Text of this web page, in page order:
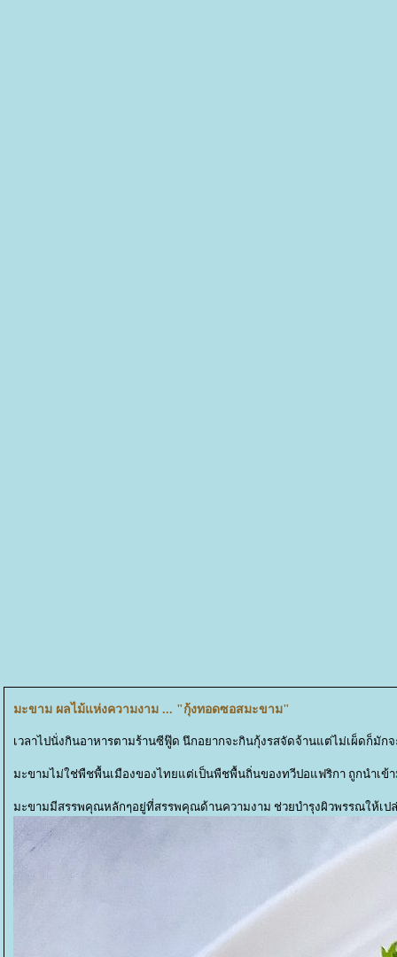
มะขาม ผลไม้แห่งความงาม ... "กุ้งทอดซอสมะขาม"
เวลาไปนั่งกินอาหารตามร้านซีฟู๊ด นึกอยากจะกินกุ้งรสจัดจ้านแต่ไม่เผ็ดก็มั
มะขามไม่ใช่พืชพื้นเมืองของไทยแต่เป็นพืชพื้นถิ่นของทวีปอแฟริกา ถูกนำเ
มะขามมีสรรพคุณหลักๆอยู่ที่สรรพคุณด้านความงาม ช่วยบำรุงผิวพรรณให้เป